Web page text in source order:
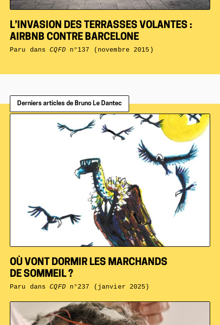
L’INVASION DES TERRASSES VOLANTES :
AIRBNB CONTRE BARCELONE
Paru dansCQFDn°137 (novembre 2015)
Derniers articles de Bruno Le Dantec
OÙ VONT DORMIR LES MARCHANDS
DE SOMMEIL ?
Paru dansCQFDn°237 (janvier 2025)